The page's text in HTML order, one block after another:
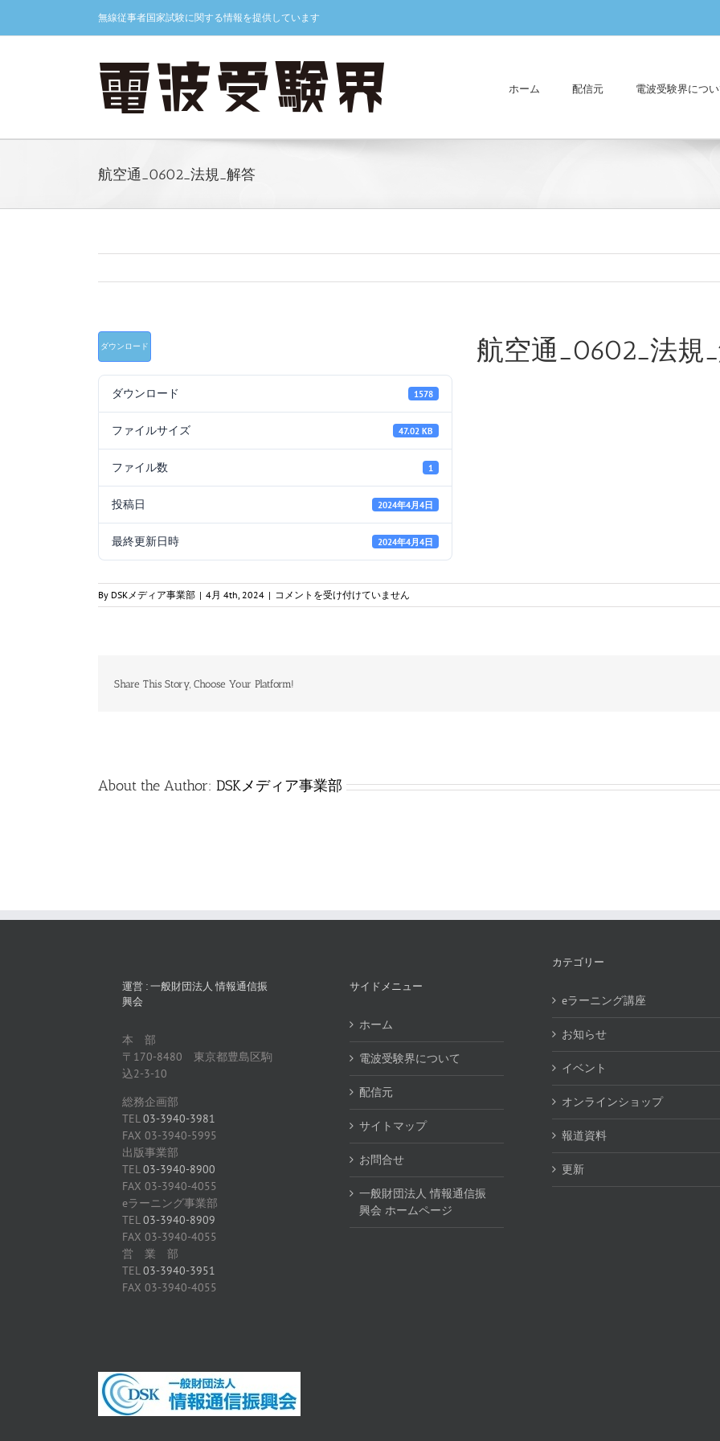
content
無線従事者国家試験に関する情報を提供しています
ホーム 配信元 電波受験界につ
航空通_0602_法規_解答
ダウンロード
ダウンロード 1578
ファイルサイズ 47.02 KB
ファイル数 1
投稿日 2024年4月4日
最終更新日時 2024年4月4日
航空通_0602_法規
By DSKメディア事業部 | 4月 4th, 2024 | 航
空
_
コメントを受け付けていません
Share This Story, Choose Your Platform!
About the Author: DSKメディア事業部
運営 : 一般財団法人 情報通信振
興会
本 部
〒170-8480 東京都豊島区駒
込2-3-10
総務企画部
TEL03-3940-3981
FAX 03-3940-5995
出版事業部
TEL03-3940-8900
FAX 03-3940-4055
eラーニング事業部
TEL03-3940-8909
FAX 03-3940-4055
営 業 部
TEL03-3940-3951
FAX 03-3940-4055
サイドメニュー
ホーム
電波受験界について
配信元
サイトマップ
お問合せ
一般財団法人 情報通信振
興会 ホームページ
カテゴリー
eラーニング講座
お知らせ
イベント
オンラインショップ
報道資料
更新